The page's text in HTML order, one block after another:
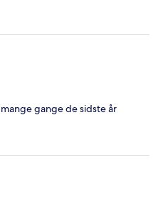
gange de sidste år